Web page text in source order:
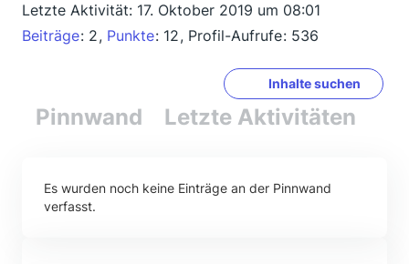
Letzte Aktivität: 17. Oktober 2019 um 08:01
Beiträge 2 Punkte 12 Profil-Aufrufe 536
Inhalte suchen
Pinnwand Letzte Aktivitäten
Es wurden noch keine Einträge an der Pinnwand
verfasst.